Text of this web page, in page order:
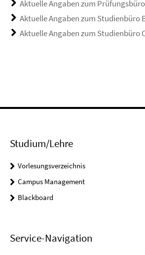
Aktuelle Angaben zum Prüfungsbüro
Aktuelle Angaben zum Studienbüro
Aktuelle Angaben zum Studienbüro
Studium/Lehre
Vorlesungsverzeichnis
Campus Management
Blackboard
Service-Navigation